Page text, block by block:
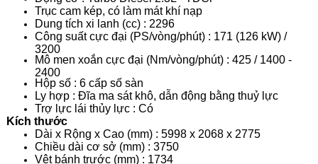
Trục cam kép, có làm mát khí nạp
Dung tích xi lanh (cc) : 2296
Công suất cực đại (PS/vòng/phút) : 171 (126 kW) /
3200
Mô men xoắn cực đại (Nm/vòng/phút) : 425 / 1400 -
2400
Hộp số : 6 cấp số sàn
Ly hợp : Đĩa ma sát khô, dẫn động bằng thuỷ lực
Trợ lực lái thủy lực : Có
Kích thước
Dài x Rộng x Cao (mm) : 5998 x 2068 x 2775
Chiều dài cơ sở (mm) : 3750
Vệt bánh trước (mm) : 1734